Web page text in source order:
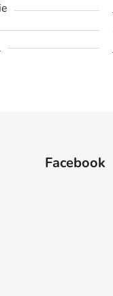
Facebook